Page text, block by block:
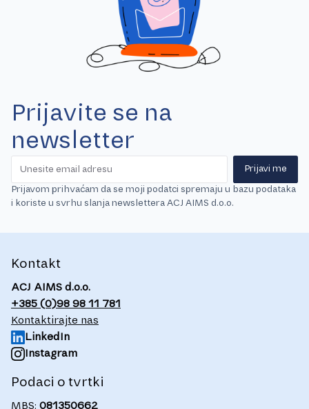
Prijavite se na
newsletter
Prijavi me
Prijavom prihvaćam da se moji podatci spremaju u bazu podataka
i koriste u svrhu slanja newslettera ACJ AIMS d.o.o.
Kontakt
ACJ AIMS d.o.o.
+385 (0)98 98 11 781
Kontaktirajte nas
LinkedIn
Instagram
Podaci o tvrtki
MBS: 081350662